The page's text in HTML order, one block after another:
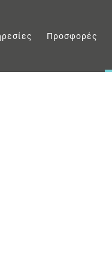
Προσφορές